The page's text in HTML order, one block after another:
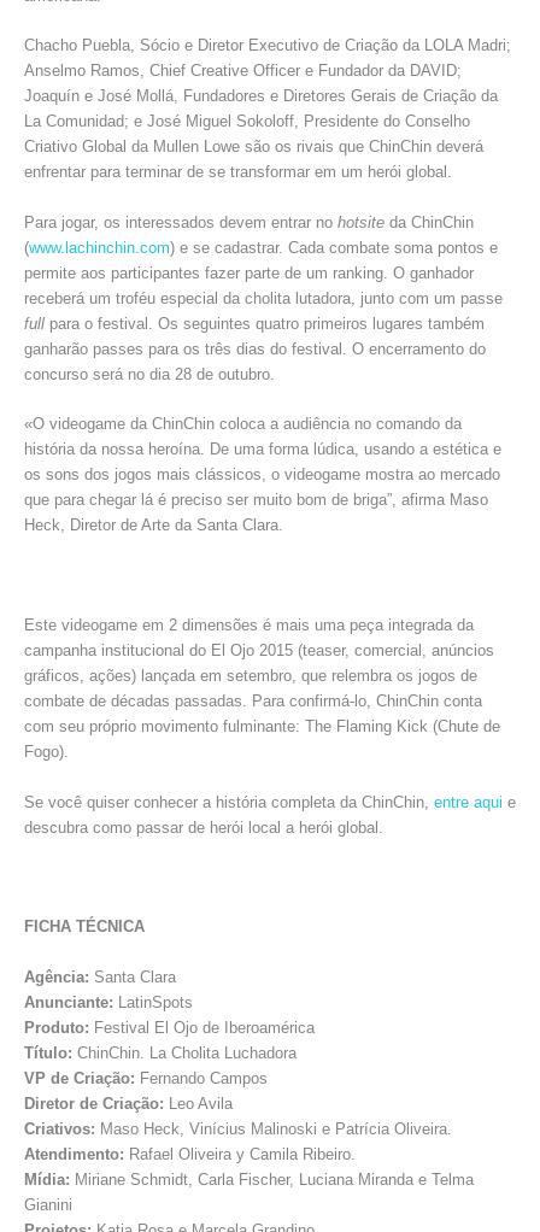
Chacho Puebla, Sócio e Diretor Executivo de Criação da LOLA Madri;
Anselmo Ramos, Chief Creative Officer e Fundador da DAVID;
Joaquín e José Mollá, Fundadores e Diretores Gerais de Criação da
La Comunidad; e José Miguel Sokoloff, Presidente do Conselho
Criativo Global da Mullen Lowe são os rivais que ChinChin deverá
enfrentar para terminar de se transformar em um herói global.
Para jogar, os interessados devem entrar no hotsite da ChinChin
(www.lachinchin.com) e se cadastrar. Cada combate soma pontos e
permite aos participantes fazer parte de um ranking. O ganhador
receberá um troféu especial da cholita lutadora, junto com um passe
full para o festival. Os seguintes quatro primeiros lugares também
ganharão passes para os três dias do festival. O encerramento do
concurso será no dia 28 de outubro.
«O videogame da ChinChin coloca a audiência no comando da
história da nossa heroína. De uma forma lúdica, usando a estética e
os sons dos jogos mais clássicos, o videogame mostra ao mercado
que para chegar lá é preciso ser muito bom de briga”, afirma Maso
Heck, Diretor de Arte da Santa Clara.
Este videogame em 2 dimensões é mais uma peça integrada da
campanha institucional do El Ojo 2015 (teaser, comercial, anúncios
gráficos, ações) lançada em setembro, que relembra os jogos de
combate de décadas passadas. Para confirmá-lo, ChinChin conta
com seu próprio movimento fulminante: The Flaming Kick (Chute de
Fogo).
Se você quiser conhecer a história completa da ChinChin, entre aqui e
descubra como passar de herói local a herói global.
FICHA TÉCNICA
Agência: Santa Clara
Anunciante: LatinSpots
Produto: Festival El Ojo de Iberoamérica
Título: ChinChin. La Cholita Luchadora
VP de Criação: Fernando Campos
Diretor de Criação: Leo Avila
Criativos: Maso Heck, Vinícius Malinoski e Patrícia Oliveira.
Atendimento: Rafael Oliveira y Camila Ribeiro.
Mídia: Miriane Schmidt, Carla Fischer, Luciana Miranda e Telma
Gianini